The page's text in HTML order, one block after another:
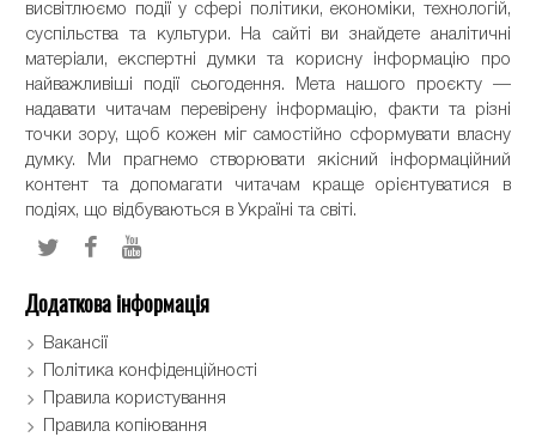
висвітлюємо події у сфері політики, економіки, технологій,
суспільства та культури. На сайті ви знайдете аналітичні
матеріали, експертні думки та корисну інформацію про
найважливіші події сьогодення. Мета нашого проєкту —
надавати читачам перевірену інформацію, факти та різні
точки зору, щоб кожен міг самостійно сформувати власну
думку. Ми прагнемо створювати якісний інформаційний
контент та допомагати читачам краще орієнтуватися в
подіях, що відбуваються в Україні та світі.
Додаткова інформація
Вакансії
Політика конфіденційності
Правила користування
Правила копіювання